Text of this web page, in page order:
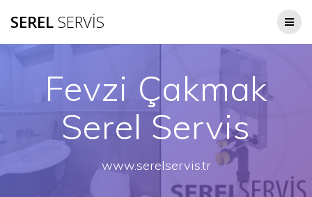
SERELSERVİS
Fevzi Çakmak
Serel Servis
www.serelservis.tr